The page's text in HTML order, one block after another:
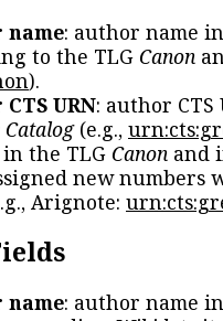
name: author name
to the TLG Canon
).
URN: author
Catalog(e.g.,
the TLG Canon and
new numbers
Arignote:
name: author name